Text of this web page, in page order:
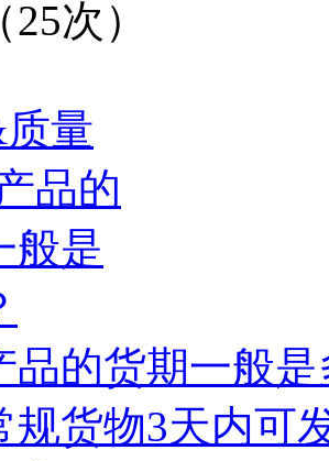
次）
量
品的货期一般
规货物3天内可